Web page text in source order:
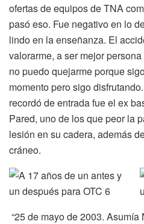
ofertas de equipos de TNA
pasó eso. Fue negativo en lo
lindo en la enseñanza. El
valorarme, a ser mejor
no puedo quejarme porque
momento pero sigo
recordó de entrada fue el ex
Pared, uno de los que peor la
lesión en su cadera, además
cráneo.
“25 de mayo de 2003.